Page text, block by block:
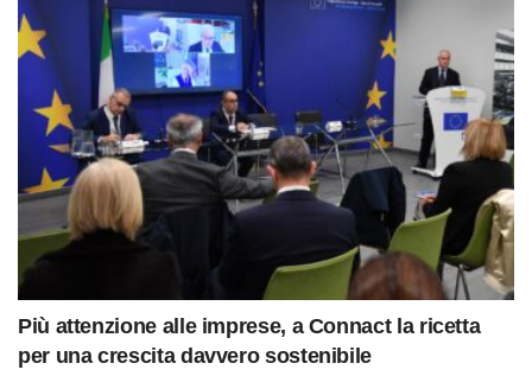
Più attenzione alle imprese, a Connact la ricetta
per una crescita davvero sostenibile